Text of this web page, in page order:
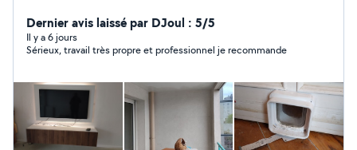
luminaires, Réparations plomberie et électricité.
Nettoyage de terrasse, Garage Balcon et organisation
et optimisation et création des espaces du rangement
Dernier avis laissé par DJoul : 5/5
Il y a 6 jours
Sérieux, travail très propre et professionnel je recommande